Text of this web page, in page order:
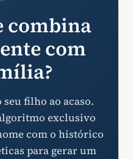
combina
com
filho ao acaso.
exclusivo
com o histórico
para gerar um